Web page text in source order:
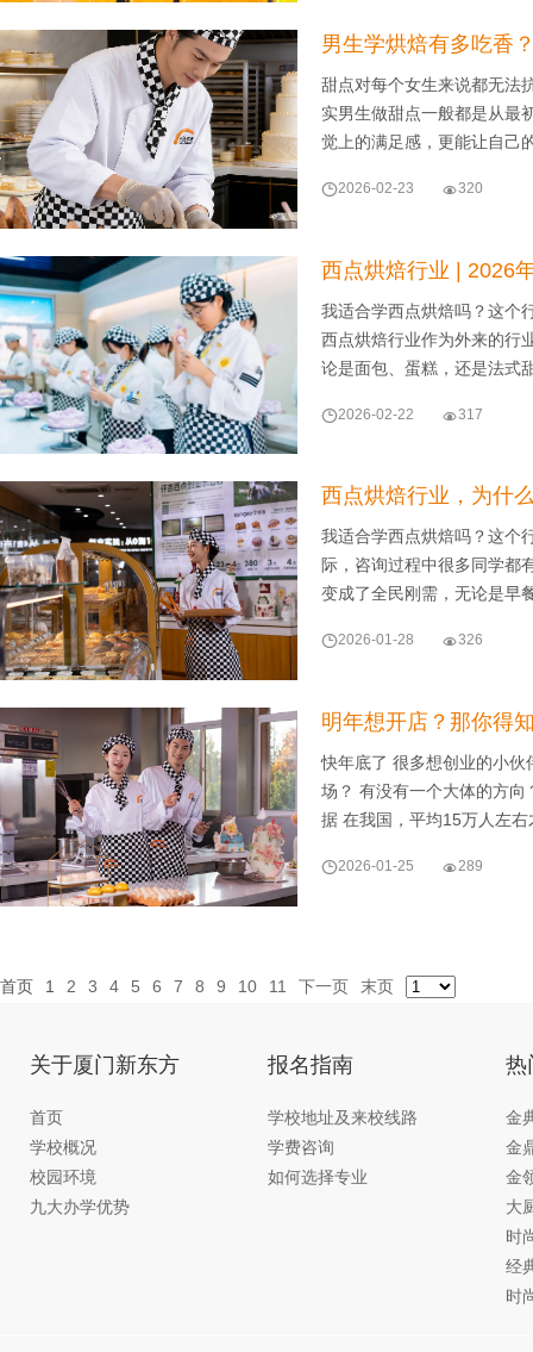
男生学烘焙有多吃香
甜点对每个女生来说都无法
实男生做甜点一般都是从最
觉上的满足感，更能让自
2026-02-23 320
西点烘焙行业 | 2026
我适合学西点烘焙吗？这个
西点烘焙行业作为外来的行
论是面包、蛋糕，还是法
2026-02-22 317
西点烘焙行业，为什
我适合学西点烘焙吗？这个
际，咨询过程中很多同学都
变成了全民刚需，无论是
2026-01-28 326
明年想开店？那你得
快年底了 很多想创业的小
场？ 有没有一个大体的方
据 在我国，平均15万人左
2026-01-25 289
首页 1 2 3 4 5 6 7 8 9 10 11 下一页 末页
关于厦门新东方
首页
学校概况
校园环境
九大办学优势
报名指南
学校地址及来校线路
学费咨询
如何选择专业
热
金
金
金
大
时
经
时